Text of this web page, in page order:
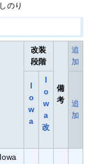
のり
改装
段階
備
考
追
加
o
w
a
o
w
a
改
追
加